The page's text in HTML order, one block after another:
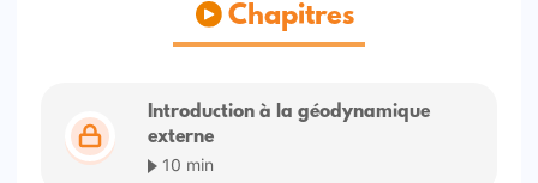
Chapitres
Introduction à la géodynamique
externe
10 min